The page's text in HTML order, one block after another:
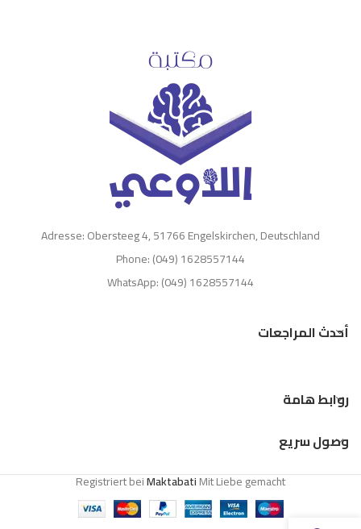
Adresse: Obersteeg 4, 51766 Engelskirchen, Deutschland
Phone: (049) 1628557144
WhatsApp: (049) 1628557144
أحدث المراجعات
روابط هامة
وصول سريع
Registriert beiMaktabatiMit Liebe gemacht